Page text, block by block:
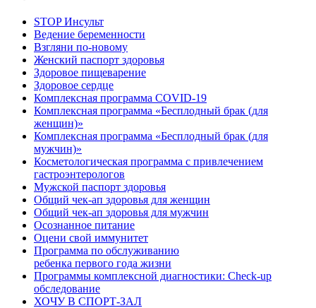
STOP Инсульт
Ведение беременности
Взгляни по-новому
Женский паспорт здоровья
Здоровое пищеварение
Здоровое сердце
Комплексная программа COVID-19
Комплексная программа «Бесплодный брак (для
женщин)»
Комплексная программа «Бесплодный брак (для
мужчин)»
Косметологическая программа с привлечением
гастроэнтерологов
Мужской паспорт здоровья
Общий чек-ап здоровья для женщин
Общий чек-ап здоровья для мужчин
Осознанное питание
Оцени свой иммунитет
Программа по обслуживанию
ребенка первого года жизни
Программы комплексной диагностики: Check-up
обследование
ХОЧУ В CПОРТ-ЗАЛ